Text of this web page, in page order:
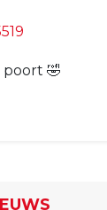
poort 🤣